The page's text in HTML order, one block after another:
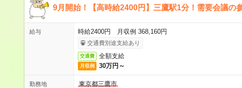
9月開始！【高時給2400円】三鷹駅1分！需要会議の
給与 時給2400円 月収例 368,160円
交通費別途支給あり
交通費 全額支給
月収例 30万円～
勤務地
東京都三鷹市